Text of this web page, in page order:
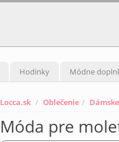
Hodinky Módne
Locca.sk Oblečenie
Móda pre